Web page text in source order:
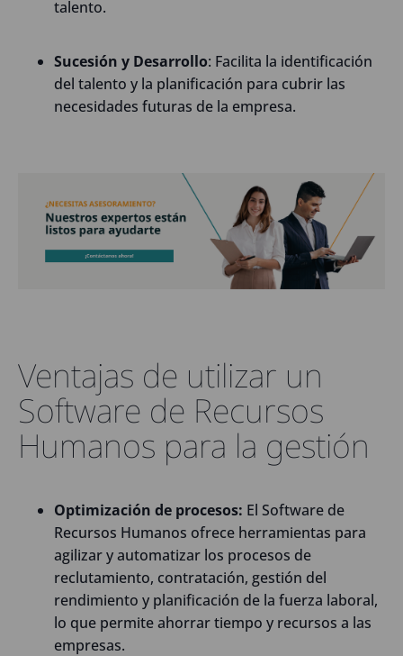
talento.
Sucesión y Desarrollo: Facilita la identificación
del talento y la planificación para cubrir las
necesidades futuras de la empresa.
Ventajas de utilizar un
Software de Recursos
Humanos para la gestión
Optimización de procesos: El Software de
Recursos Humanos ofrece herramientas para
agilizar y automatizar los procesos de
reclutamiento, contratación, gestión del
rendimiento y planificación de la fuerza laboral,
lo que permite ahorrar tiempo y recursos a las
empresas.